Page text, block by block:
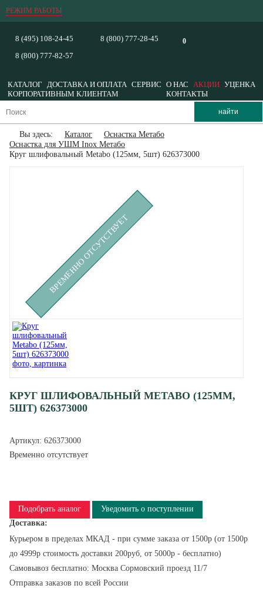
РЕЖИМ РАБОТЫ
0
8 (495) 108-24-45
8 (800) 777-82-57
8 (800) 777-28-45
КАТАЛОГ ДОСТАВКА И ОПЛАТА СЕРВИС О НАС АКЦИИ УЦЕНКА
КОРПОРАТИВНЫМ КЛИЕНТАМ
КОНТАКТЫ
Вы здесь: Каталог
Оснастка Метабо
Оснастка для УШМ Inox Метабо
Круг шлифовальный Metabo (125мм, 5шт) 626373000
ВРЕМЕННО ОТСУТСТВУЕТ
КРУГ ШЛИФОВАЛЬНЫЙ METABO (125ММ,
5ШТ) 626373000
Артикул: 626373000
Временно отсутствует
Подобрать аналог
Уведомить о поступлении
Доставка:
Курьером в пределах МКАД - при сумме заказа от 1500р (от 1500р
до 4999р стоимость доставки 200руб, от 5000р - бесплатно)
Самовывоз бесплатно: Москва Сормовский проезд 11/7
Отправка заказов по всей России